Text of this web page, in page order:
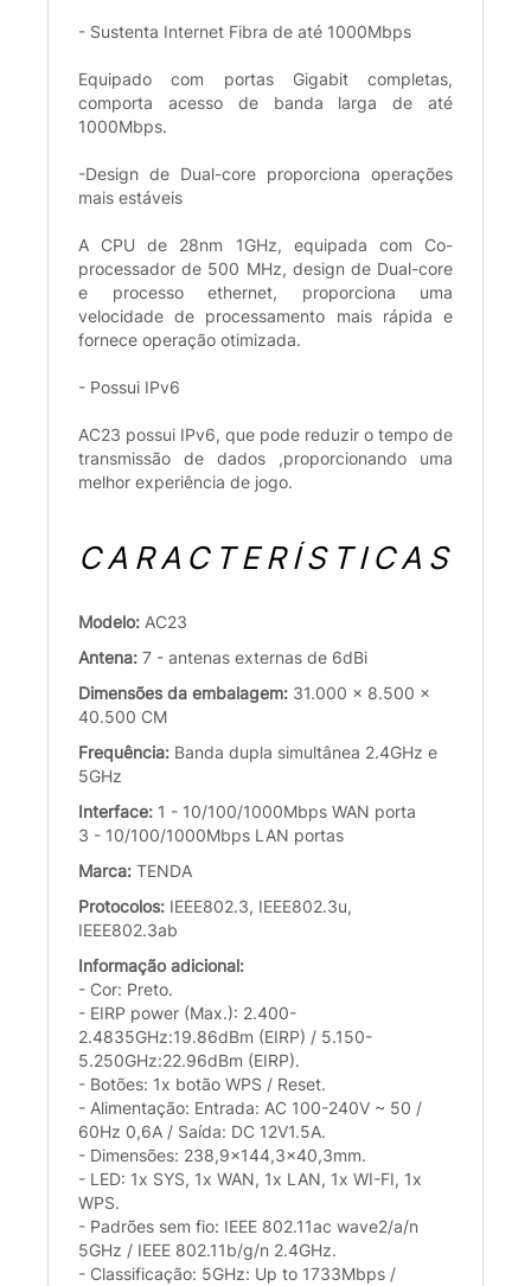
- Sustenta Internet Fibra de até 1000Mbps
Equipado com portas Gigabit completas,
comporta acesso de banda larga de até
1000Mbps.
-Design de Dual-core proporciona operações
mais estáveis
A CPU de 28nm 1GHz, equipada com Co-
processador de 500 MHz, design de Dual-core
e processo ethernet, proporciona uma
velocidade de processamento mais rápida e
fornece operação otimizada.
- Possui IPv6
AC23 possui IPv6, que pode reduzir o tempo de
transmissão de dados ,proporcionando uma
melhor experiência de jogo.
CARACTERÍSTICAS
Modelo: AC23
Antena: 7 - antenas externas de 6dBi
Dimensões da embalagem: 31.000 x 8.500 x
40.500 CM
Frequência: Banda dupla simultânea 2.4GHz e
5GHz
Interface: 1 - 10/100/1000Mbps WAN porta
3 - 10/100/1000Mbps LAN portas
Marca: TENDA
Protocolos: IEEE802.3, IEEE802.3u,
IEEE802.3ab
Informação adicional:
- Cor: Preto.
- EIRP power (Max.): 2.400-
2.4835GHz:19.86dBm (EIRP) / 5.150-
5.250GHz:22.96dBm (EIRP).
- Botões: 1x botão WPS / Reset.
- Alimentação: Entrada: AC 100-240V ~ 50 /
60Hz 0,6A / Saída: DC 12V1.5A.
- Dimensões: 238,9x144,3x40,3mm.
- LED: 1x SYS, 1x WAN, 1x LAN, 1x WI-FI, 1x
WPS.
- Padrões sem fio: IEEE 802.11ac wave2/a/n
5GHz / IEEE 802.11b/g/n 2.4GHz.
- Classificação: 5GHz: Up to 1733Mbps /